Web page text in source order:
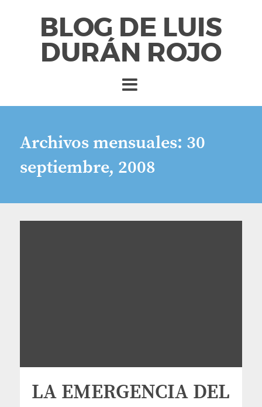
BLOG DE LUIS
DURÁN ROJO
Archivos mensuales: 30
septiembre, 2008
LA EMERGENCIA DEL